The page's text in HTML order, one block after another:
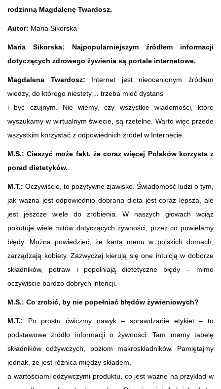
rodzinną Magdalenę Twardosz.
Autor: Maria Sikorska
Maria Sikorska: Najpopularniejszym źródłem informacji
dotyczących zdrowego żywienia są portale internetowe.
Magdalena Twardosz: Internet jest nieocenionym źródłem
wiedzy, do którego niestety… trzeba mieć dystans
i być czujnym. Nie wiemy, czy wszystkie wiadomości, które
wyszukamy w wirtualnym świecie, są rzetelne. Warto więc przede
wszystkim korzystać z odpowiednich źródeł w Internecie.
M.S.: Cieszyć może fakt, że coraz więcej Polaków korzysta z
porad dietetyków.
M.T.: Oczywiście, to pozytywne zjawisko. Świadomość ludzi o tym,
jak ważna jest odpowiednio dobrana dieta jest coraz lepsza, ale
jest jeszcze wiele do zrobienia. W naszych głowach wciąż
pokutuje wiele mitów dotyczących żywności, przez co powielamy
błędy. Można powiedzieć, że kartą menu w polskich domach,
zarządzają kobiety. Zazwyczaj kierują się one intuicją w doborze
składników, potraw i popełniają dietetyczne błędy – mimo
oczywiście bardzo dobrych intencji.
M.S.: Co zrobić, by nie popełniać błędów żywieniowych?
M.T.: Po prostu ćwiczmy nawyk – sprawdzanie etykiet – to
podstawowe źródło informacji o żywności. Tam mamy tabelę
składników odżywczych, poziom makroskładników. Pamiętajmy
jednak, że jest różnica między składem,
a wartościami odżywczymi produktu, co jest ważne na przykład w